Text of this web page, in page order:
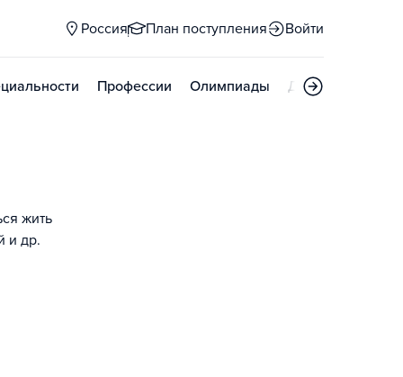
Россия План поступления Войти
Профессии Олимпиады Дни открытых
жить
и др.